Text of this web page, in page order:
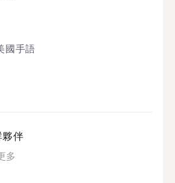
國手語
夥伴
多